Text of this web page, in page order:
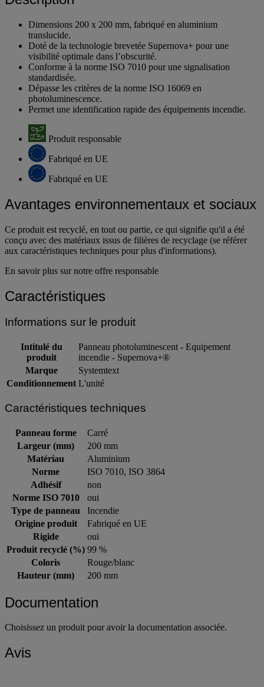
Dimensions 200 x 200 mm, fabriqué en aluminium
translucide.
Doté de la technologie brevetée Supernova+ pour une
visibilité optimale dans l’obscurité.
Conforme à la norme ISO 7010 pour une signalisation
standardisée.
Dépasse les critères de la norme ISO 16069 en
photoluminescence.
Permet une identification rapide des équipements incendie.
Produit responsable
Fabriqué en UE
Fabriqué en UE
Avantages environnementaux et sociaux
Ce produit est recyclé, en tout ou partie, ce qui signifie qu'il a été
conçu avec des matériaux issus de filières de recyclage (se référer
aux caractéristiques techniques pour plus d'informations).
En savoir plus sur notre offre responsable
Caractéristiques
Informations sur le produit
Intitulé du
produit
Panneau photoluminescent - Equipement
incendie - Supernova+®
Marque
Systemtext
Conditionnement L'unité
Caractéristiques techniques
Panneau forme
Carré
Largeur (mm)
200 mm
Matériau
Aluminium
Norme
ISO 7010, ISO 3864
Adhésif
non
Norme ISO 7010
oui
Type de panneau
Incendie
Origine produit
Fabriqué en UE
Rigide
oui
Produit recyclé (%) 99 %
Coloris
Rouge/blanc
Hauteur (mm)
200 mm
Documentation
Choisissez un produit pour avoir la documentation associée.
Avis